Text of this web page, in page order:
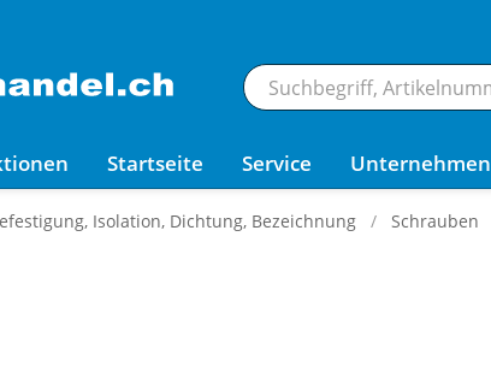
Startseite Service Unternehmen
Isolation, Dichtung, Bezeichnung Schrauben